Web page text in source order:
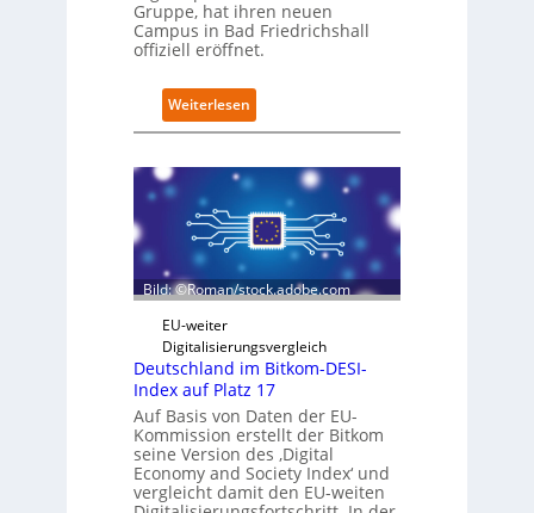
a
u
e
r
i
t
g
r
e
r
Gruppe, hat ihren neuen
Campus in Bad Friedrichshall
offiziell eröffnet.
Weiterlesen:
S
h
w
a
r
z
D
i
t
s
r
ö
f
f
Bild: ©Roman/stock.adobe.com
EU-weiter
Digitalisierungsvergleich
Deutschland im Bitkom-DESI-
Index auf Platz 17
Auf Basis von Daten der EU-
Kommission erstellt der Bitkom
seine Version des ‚Digital
Economy and Society Index‘ und
vergleicht damit den EU-weiten